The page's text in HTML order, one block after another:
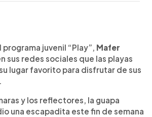
artículo juvenil “Play”, Mafer
sus redes sociales que las playas
lugar favorito para disfrutar de sus
y los reflectores, la guapa
una escapadita este fin de semana